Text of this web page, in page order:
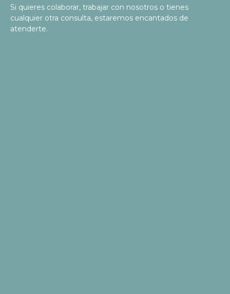
Si quieres colaborar, trabajar con nosotros o tienes
cualquier otra consulta, estaremos encantados de
atenderte.